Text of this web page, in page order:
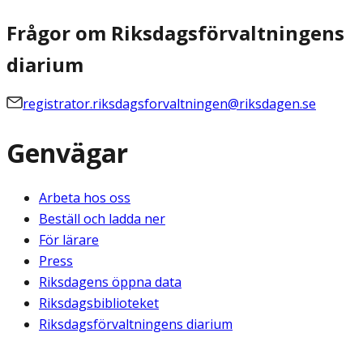
Frågor om Riksdagsförvaltningens
diarium
registrator.riksdagsforvaltningen@riksdagen.se
Genvägar
Arbeta hos oss
Beställ och ladda ner
För lärare
Press
Riksdagens öppna data
Riksdagsbiblioteket
Riksdagsförvaltningens diarium